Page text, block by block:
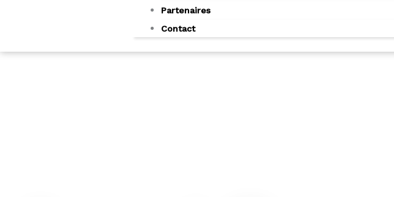
Partenaires
Contact